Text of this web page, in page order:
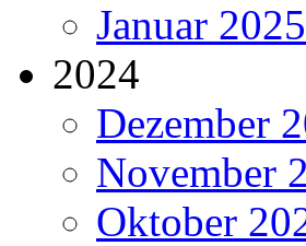
Januar
2024
Dezember
November
Oktober